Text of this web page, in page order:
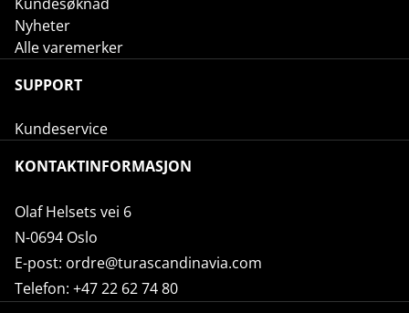
Nyheter
Alle varemerker
SUPPORT
Kundeservice
KONTAKTINFORMASJON
Olaf Helsets vei 6
N-0694 Oslo
E-post: ordre@turascandinavia.com
Telefon: +47 22 62 74 80